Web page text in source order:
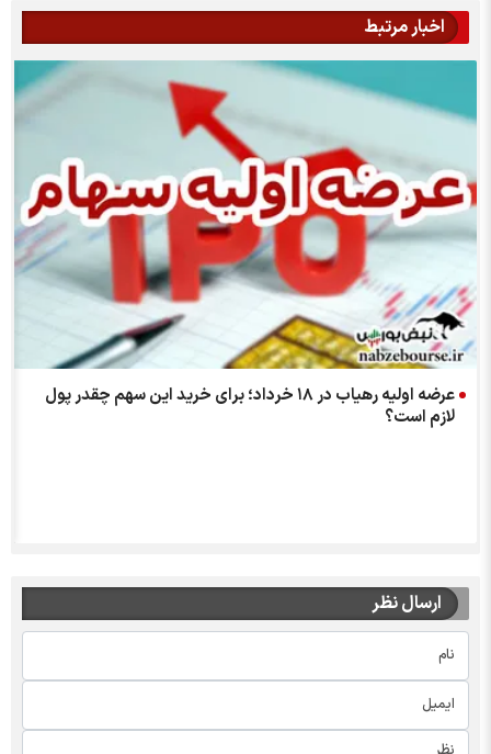
اخبار مرتبط
عرضه اولیه رهیاب در ۱۸ خرداد؛ برای خرید این سهم چقدر پول
لازم است؟
ارسال نظر